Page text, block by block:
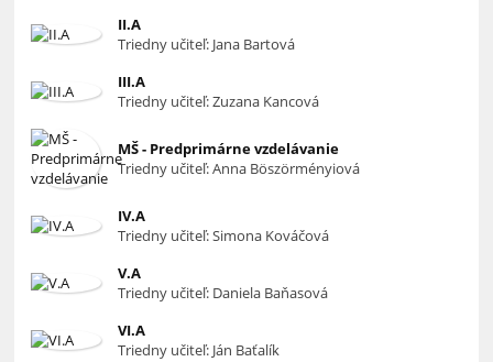
II.A
Triedny učiteľ: Jana Bartová
III.A
Triedny učiteľ: Zuzana Kancová
MŠ - Predprimárne vzdelávanie
Triedny učiteľ: Anna Böszörményiová
IV.A
Triedny učiteľ: Simona Kováčová
V.A
Triedny učiteľ: Daniela Baňasová
VI.A
Triedny učiteľ: Ján Baťalík